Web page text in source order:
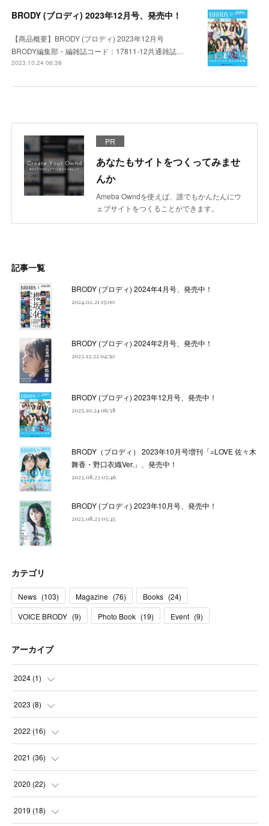
BRODY (ブロディ) 2023年12月号、発売中！
【商品概要】BRODY (ブロディ) 2023年12月号
BRODY編集部・編雑誌コード：17811-12共通雑誌…
2023.10.24 06:38
PR
あなたもサイトをつくってみませ
んか
Ameba Owndを使えば、誰でもかんたんにウ
ェブサイトをつくることができます。
記事一覧
BRODY (ブロディ) 2024年4月号、発売中！
2024.02.21 15:00
BRODY (ブロディ) 2024年2月号、発売中！
2023.12.22 04:50
BRODY (ブロディ) 2023年12月号、発売中！
2023.10.24 06:38
BRODY（ブロディ） 2023年10月号増刊「=LOVE 佐々木
舞香・野口衣織Ver.」、発売中！
2023.08.23 03:46
BRODY (ブロディ) 2023年10月号、発売中！
2023.08.23 03:45
カテゴリ
News (103) Magazine (76) Books (24)
VOICE BRODY (9) Photo Book (19) Event (9)
アーカイブ
2024(1)
( )
2023 (8)
(1
(1
(2
(1
2022 (16)
(1
(1
(1
2021 (36)
(2
(3
2020 (22)
(2
2019 (18)